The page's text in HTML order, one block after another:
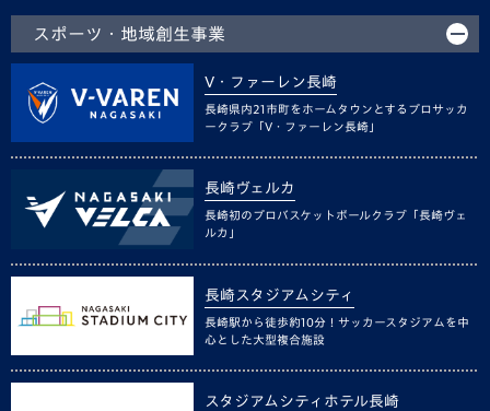
スポーツ・地域創生事業
V・ファーレン長崎
長崎県内21市町をホームタウンとするプロサッカ
ークラブ「V・ファーレン長崎」
長崎ヴェルカ
長崎初のプロバスケットボールクラブ「長崎ヴェ
ルカ」
長崎スタジアムシティ
長崎駅から徒歩約10分！サッカースタジアムを中
心とした大型複合施設
スタジアムシティホテル長崎